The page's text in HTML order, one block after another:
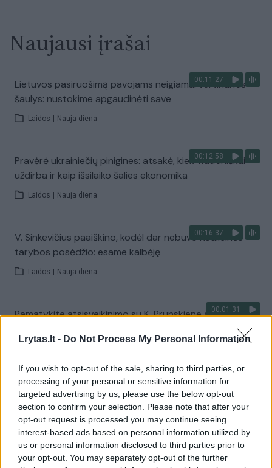
Lrytas.lt - Do Not Process My Personal Information
If you wish to opt-out of the sale, sharing to third parties, or
processing of your personal or sensitive information for
targeted advertising by us, please use the below opt-out
section to confirm your selection. Please note that after your
opt-out request is processed you may continue seeing
interest-based ads based on personal information utilized by
us or personal information disclosed to third parties prior to
your opt-out. You may separately opt-out of the further
Naujausi įrašai
00:11:27
Lietuvos pasiruošimą pavojams neigiamai vertinantis
šaulys: nustokime apgaudinėti save
Laidos Nauja diena
00:12:58
Pravėrė ukrainiečių pinigines: atsakė, kiek vidutiniškai
uždirba ir kaip išsilaiko šalies ekonomika
Laidos Nauja diena
00:16:37
V. Sinkevičius paaiškino, kodėl dar nebuvo Koalicinės
tarybos posėdžio: esame kalbėję
Laidos Nauja diena
00:01:31
Pamatykite atsisveikinimo su K. Prunskiene akimirkas:
Visi įrašai
Žiūrimiausi įrašai